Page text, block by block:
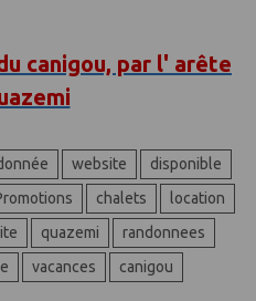
canigou, par l' arête
website
disponible
chalets
location
quazemi
randonnees
vacances
canigou